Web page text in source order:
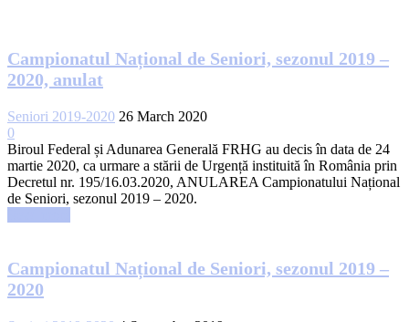
Campionatul Național de Seniori, sezonul 2019 –
2020, anulat
Seniori 2019-2020 26 March 2020
0
Biroul Federal și Adunarea Generală FRHG au decis în data de 24
martie 2020, ca urmare a stării de Urgență instituită în România prin
Decretul nr. 195/16.03.2020, ANULAREA Campionatului Național
de Seniori, sezonul 2019 – 2020.
Campionatul Național de Seniori, sezonul 2019 –
2020